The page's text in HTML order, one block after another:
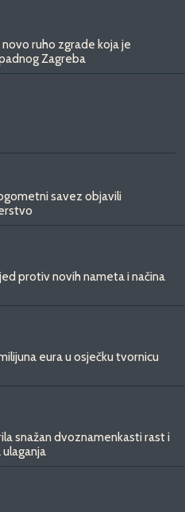
ruho zgrade koja je
Zagreba
savez objavili
protiv novih nameta i načina
eura u osječku tvornicu
snažan dvoznamenkasti rast i